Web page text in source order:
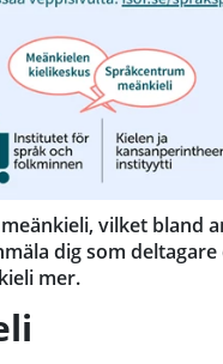
vilket bland
dig som
mer.